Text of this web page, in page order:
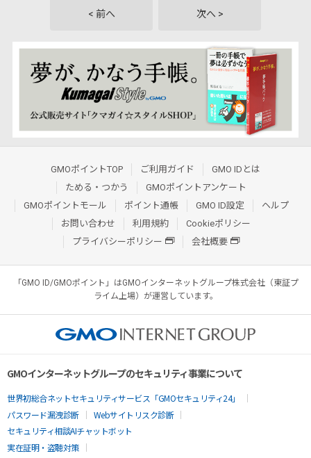
< 前へ 次へ >
GMOポイントTOP ご利用ガイド
GMO IDとは
ためる・つかう
GMOポイントアンケート
GMOポイントモール
ポイント通帳 GMO ID設定
ヘルプ
お問い合わせ
利用規約
Cookieポリシー
プライバシーポリシー
会社概要
「GMO ID/GMOポイント」はGMOインターネットグループ株式会社（東証プ
ライム上場）が運営しています。
GMOインターネットグループのセキュリティ事業について
世界初総合ネットセキュリティサービス「GMOセキュリティ24」
パスワード漏洩診断
Webサイトリスク診断
セキュリティ相談AIチャットボット
実在証明・盗聴対策